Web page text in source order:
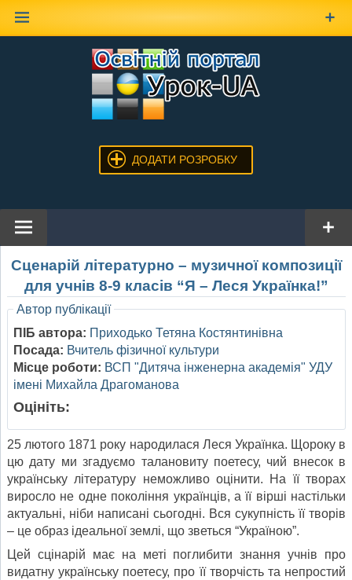
ДОДАТИ РОЗРОБКУ
Сценарій літературно – музичної композиції
для учнів 8-9 класів “Я – Леся Українка!”
Автор публікації
ПІБ автора: Приходько Тетяна Костянтинівна
Посада: Вчитель фізичної культури
Місце роботи: ВСП "Дитяча інженерна академія" УДУ
імені Михайла Драгоманова
Оцініть:
25 лютого 1871 року народилася Леся Українка. Щороку в
цю дату ми згадуємо талановиту поетесу, чий внесок в
українську літературу неможливо оцінити. На її творах
виросло не одне покоління українців, а її вірші настільки
актуальні, ніби написані сьогодні. Вся сукупність її творів
– це образ ідеальної землі, що зветься “Україною”.
Цей сцінарій має на меті поглибити знання учнів про
видатну українську поетесу, про її творчість та непростий